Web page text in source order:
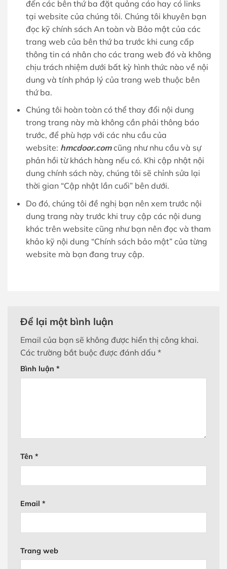
đến các bên thứ ba đặt quảng cáo hay có links
tại website của chúng tôi. Chúng tôi khuyên bạn
đọc kỹ chính sách An toàn và Bảo mật của các
trang web của bên thứ ba trước khi cung cấp
thông tin cá nhân cho các trang web đó và không
chịu trách nhiệm dưới bất kỳ hình thức nào về nội
dung và tính pháp lý của trang web thuộc bên
thứ ba.
Chúng tôi hoàn toàn có thể thay đổi nội dung
trong trang này mà không cần phải thông báo
trước, để phù hợp với các nhu cầu của
website: hmcdoor.comcũng như nhu cầu và sự
phản hồi từ khách hàng nếu có. Khi cập nhật nội
dung chính sách này, chúng tôi sẽ chỉnh sửa lại
thời gian “Cập nhật lần cuối” bên dưới.
Do đó, chúng tôi đề nghị bạn nên xem trước nội
dung trang này trước khi truy cập các nội dung
khác trên website cũng như bạn nên đọc và tham
khảo kỹ nội dung “Chính sách bảo mật” của từng
website mà bạn đang truy cập.
Để lại một bình luận
Email của bạn sẽ không được hiển thị công khai.
Các trường bắt buộc được đánh dấu *
Bình luận *
Tên *
Email *
Trang web